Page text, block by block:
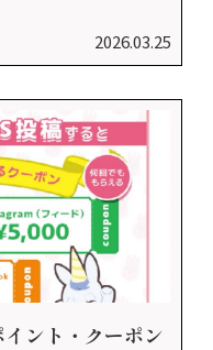
2026.03.25
ント・クーポン